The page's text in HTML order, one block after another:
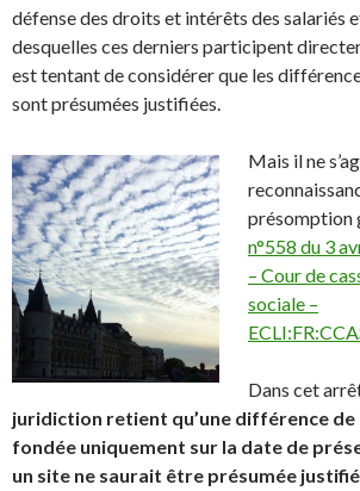
défense des droits et intérêts des salariés
desquelles ces derniers participent
est tentant de considérer que les
sont présumées justifiées.
Mais il ne
présomption
n°558 du 3
– Cour de
sociale –
Dans cet
juridiction retient qu’une différence
fondée uniquement sur la date de
un site ne saurait être présumée